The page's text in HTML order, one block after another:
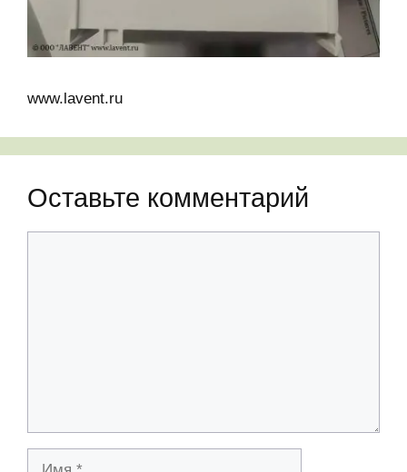
www.lavent.ru
Оставьте комментарий